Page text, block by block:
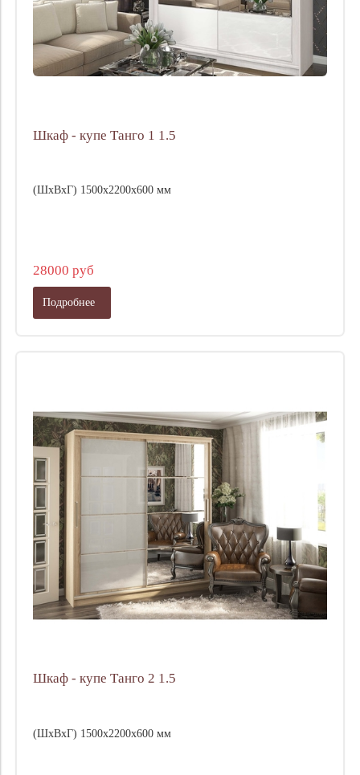
Шкаф - купе Танго 1 1.5
(ШхВхГ) 1500х2200х600 мм
28000 руб
Подробнее
Шкаф - купе Танго 2 1.5
(ШхВхГ) 1500х2200х600 мм